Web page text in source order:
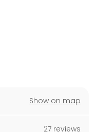
Show on map
27 reviews